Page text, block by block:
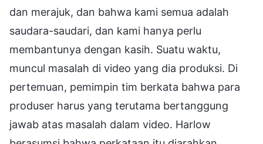
dan merajuk, dan bahwa kami semua adalah
saudara-saudari, dan kami hanya perlu
membantunya dengan kasih. Suatu waktu,
muncul masalah di video yang dia produksi. Di
pertemuan, pemimpin tim berkata bahwa para
produser harus yang terutama bertanggung
jawab atas masalah dalam video. Harlow